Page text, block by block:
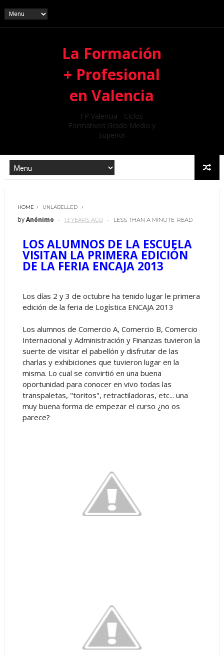
La Formación
+ Profesional
en Valencia
FP Valencia - Ciclos
Formativos Grado Medio y
Superior
HOME UNLABELLED
byAnónimo 13 YEARS AGO LESS THAN A MINUTE READ
LOS ALUMNOS DE LA ESCUELA
VISITAN LA PRIMERA EDICIÓN
DE LA FERIA ENCAJA 2013
Los días 2 y 3 de octubre ha tenido lugar le primera
edición de la feria de Logística ENCAJA 2013
Los alumnos de Comercio A, Comercio B, Comercio
Internacional y Administración y Finanzas tuvieron la
suerte de visitar el pabellón y disfrutar de las
charlas y exhibiciones que tuvieron lugar en la
misma. Lo cual se convirtió en una buena
oportunidad para conocer en vivo todas las
transpaletas, "toritos", retractiladoras, etc... una
muy buena forma de empezar el curso ¿no os
parece?